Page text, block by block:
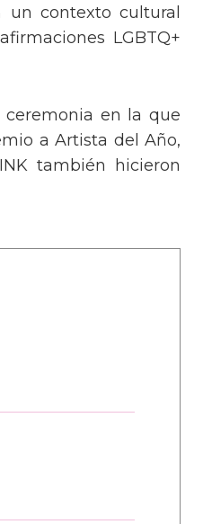
contexto cultural
LGBTQ+
en la que
a Artista del Año,
también hicieron